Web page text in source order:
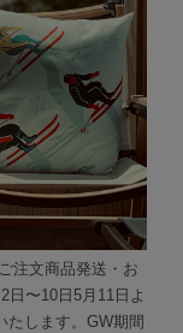
注文商品発送・お
日〜10日5月11日よ
たします。GW期間